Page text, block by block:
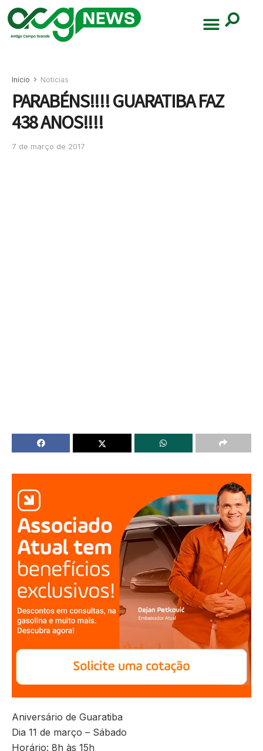
Início Noticias
PARABÉNS!!!! GUARATIBA FAZ
438 ANOS!!!!
7 de março de 2017
Aniversário de Guaratiba
Dia 11 de março – Sábado
Horário: 8h às 15h